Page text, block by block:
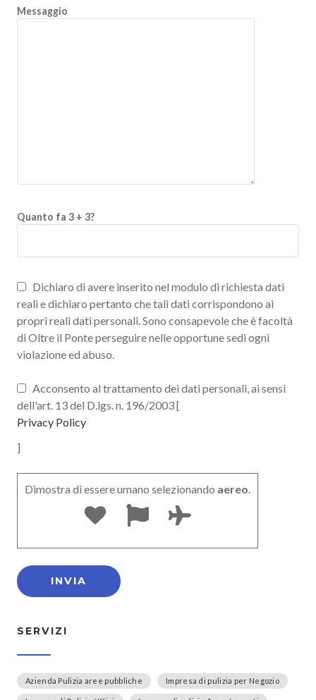
Messaggio
Quanto fa 3 + 3?
Dichiaro di avere inserito nel modulo di richiesta dati
reali e dichiaro pertanto che tali dati corrispondono ai
propri reali dati personali. Sono consapevole che è facoltà
di Oltre il Ponte perseguire nelle opportune sedi ogni
violazione ed abuso.
Acconsento al trattamento dei dati personali, ai sensi
dell'art. 13 del D.lgs. n. 196/2003 [
Privacy Policy
]
Dimostra di essere umano selezionando aereo.
SERVIZI
Azienda Pulizia aree pubbliche Impresa di pulizia per Negozio